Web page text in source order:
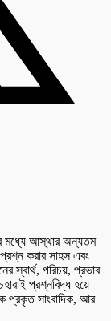
মধ্যে আস্থার অন্যতম
করার সাহস এবং
স্বার্থ, পরিচয়, প্রভাব
প্রশ্নবিদ্ধ হয়ে
প্রকৃত সাংবাদিক, আর